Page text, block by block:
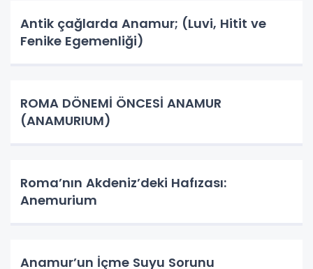
Antik çağlarda Anamur; (Luvi, Hitit ve
Fenike Egemenliği)
ROMA DÖNEMİ ÖNCESİ ANAMUR
(ANAMURIUM)
Roma’nın Akdeniz’deki Hafızası:
Anemurium
Anamur’un İçme Suyu Sorunu